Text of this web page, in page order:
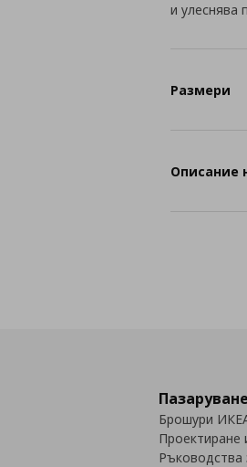
и улеснява
Размери
Описание
Брошури
Проектиране
Ръководства